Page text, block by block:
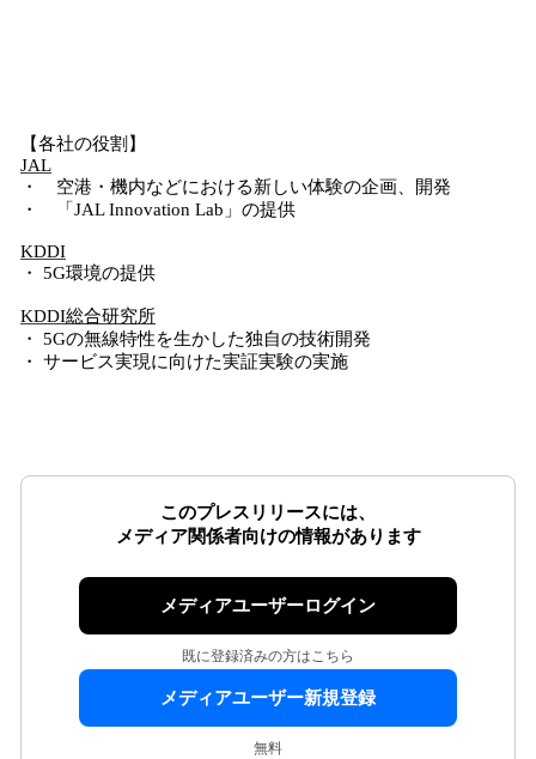
【各社の役割】
JAL
・ 空港・機内などにおける新しい体験の企画、開発
・ 「JAL Innovation Lab」の提供
KDDI
・ 5G環境の提供
KDDI総合研究所
・ 5Gの無線特性を生かした独自の技術開発
・ サービス実現に向けた実証実験の実施
このプレスリリースには、
メディア関係者向けの情報があります
メディアユーザーログイン
既に登録済みの方はこちら
メディアユーザー新規登録
無料